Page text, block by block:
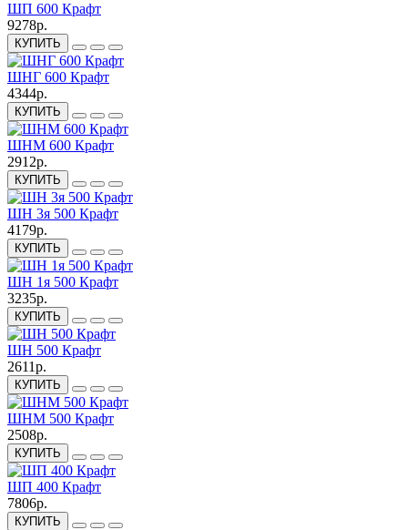
ШП 600 Крафт
9278р.
КУПИТЬ
ШНГ 600 Крафт
4344р.
КУПИТЬ
ШНМ 600 Крафт
2912р.
КУПИТЬ
ШН 3я 500 Крафт
4179р.
КУПИТЬ
ШН 1я 500 Крафт
3235р.
КУПИТЬ
ШН 500 Крафт
2611р.
КУПИТЬ
ШНМ 500 Крафт
2508р.
КУПИТЬ
ШП 400 Крафт
7806р.
КУПИТЬ